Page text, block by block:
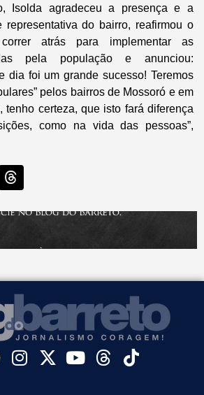
Isolda agradeceu a presença e a
representativa do bairro, reafirmou o
atrás para implementar as
pela população e anunciou:
dia foi um grande sucesso! Teremos
pelos bairros de Mossoró e em
tenho certeza, que isto fará diferença
como na vida das pessoas”,